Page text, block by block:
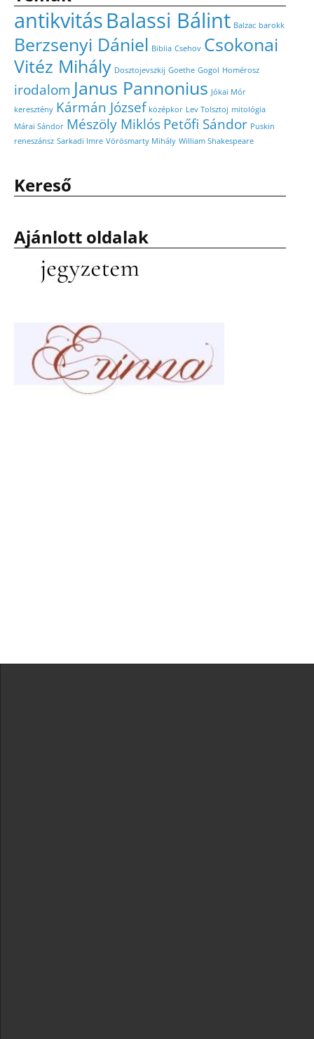
antikvitásBalassi Bálint Balzac barokk
Berzsenyi Dániel Biblia Csehov Csokonai
Vitéz Mihály Dosztojevszkij Goethe Gogol Homérosz
irodalom Janus Pannonius Jókai Mór
keresztény Kármán József középkor Lev Tolsztoj mitológia
Márai Sándor Mészöly MiklósPetőfi Sándor Puskin
reneszánsz Sarkadi Imre Vörösmarty Mihály William Shakespeare
Kereső
Ajánlott oldalak